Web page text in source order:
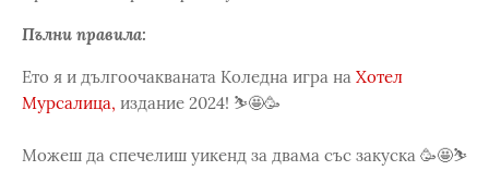
Пълни правила:
Ето я и дългоочакваната Коледна игра на Хотел
Мурсалица, издание 2024! ⛷🤩🥳
Можеш да спечелиш уикенд за двама със закуска 🥳🤩⛷